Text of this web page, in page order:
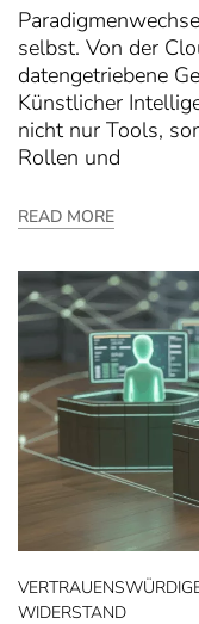
selbst. Von der
datengetriebene
Künstlicher
nicht nur Tools,
Rollen und
READ MORE
WIDERSTAND